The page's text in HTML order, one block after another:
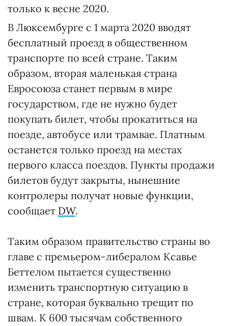
только к весне 2020.
В Люксембурге с 1 марта 2020 вводят
бесплатный проезд в общественном
транспорте по всей стране. Таким
образом, вторая маленькая страна
Евросоюза станет первым в мире
государством, где не нужно будет
покупать билет, чтобы прокатиться на
поезде, автобусе или трамвае. Платным
останется только проезд на местах
первого класса поездов. Пункты продажи
билетов будут закрыты, нынешние
контролеры получат новые функции,
сообщает DW.
Таким образом правительство страны во
главе с премьером-либералом Ксавье
Беттелом пытается существенно
изменить транспортную ситуацию в
стране, которая буквально трещит по
швам. К 600 тысячам собственного